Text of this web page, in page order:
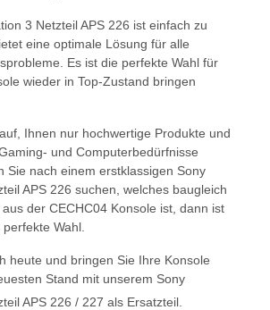
3 Netzteil APS 226 ist einfach zu
eine optimale Lösung für alle
Es ist die perfekte Wahl für
wieder in Top-Zustand bringen
Ihnen nur hochwertige Produkte und
und Computerbedürfnisse
Sie nach einem erstklassigen Sony
APS 226 suchen, welches baugleich
der CECHC04 Konsole ist, dann ist
Wahl.
heute und bringen Sie Ihre Konsole
Stand mit unserem Sony
APS 226 / 227 als Ersatzteil.